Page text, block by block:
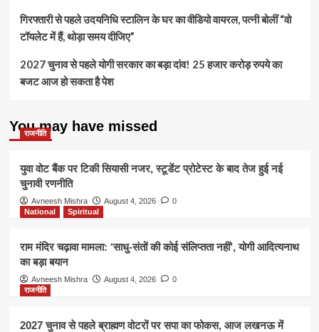
का
सफर?
दौरे
को
लेकर
गिरफ्तारी से पहले उदयनिधि स्टालिन के घर का वीडियो वायरल, पत्नी बोलीं “वो
टॉयलेट में हैं, थोड़ा समय दीजिए”
2027 चुनाव से पहले योगी सरकार का बड़ा दांव! 25 हजार करोड़ रुपये का
बजट आज हो सकता है पेश
You may have missed
राजनीति
युवा वोट बैंक पर टिकी सियासी नजर, स्टूडेंट प्रोटेस्ट के बाद तेज हुई नई
चुनावी रणनीति
Avneesh Mishra August 4, 2026
0
National
Spiritual
राम मंदिर चढ़ावा मामला: ‘साधु-संतों की कोई संलिप्तता नहीं’, योगी आदित्यनाथ
का बड़ा बयान
Avneesh Mishra August 4, 2026
0
राजनीति
2027 चुनाव से पहले ब्राह्मण वोटरों पर सपा का फोकस, आज लखनऊ में